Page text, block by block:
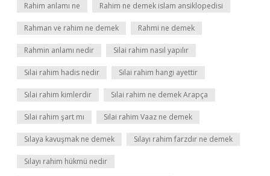
Rahim anlamı ne Rahim ne demek islam ansiklopedisi
Rahman ve rahim ne demek Rahmi ne demek
Rahmin anlamı nedir Silai rahim nasıl yapılır
Sılai rahim hadis nedir Sılai rahim hangi ayettir
Sılai rahim kimlerdir Sılai rahim ne demek Arapça
Sılai rahim şart mı Sılai rahim Vaaz ne demek
Sılaya kavuşmak ne demek Sılayı rahim farzdır ne demek
Sılayı rahim hükmü nedir